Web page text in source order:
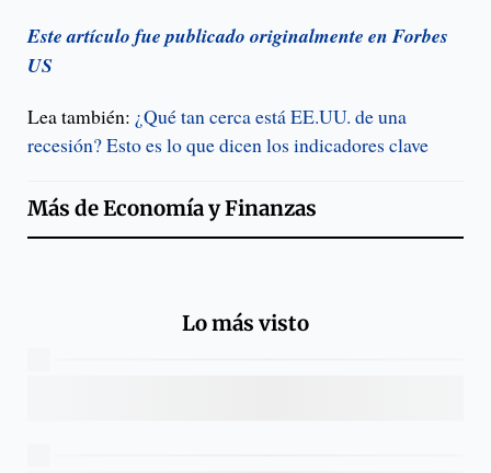
Este artículo fue publicado originalmente en Forbes
US
Lea también: ¿Qué tan cerca está EE.UU. de una
recesión? Esto es lo que dicen los indicadores clave
Más deEconomía y Finanzas
Lo más visto